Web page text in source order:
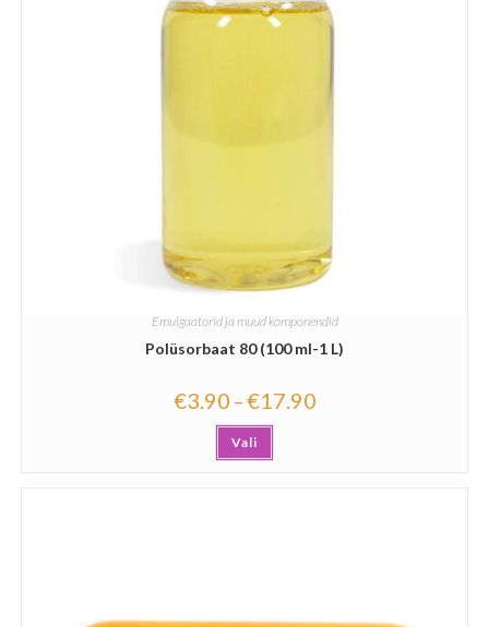
Emulgaatorid ja muud komponendid
Polüsorbaat 80 (100 ml-1 L)
€3.90 –€17.90
Vali